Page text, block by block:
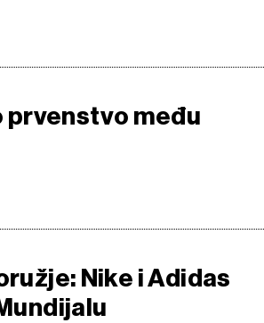
prvenstvo među
Nike i Adidas